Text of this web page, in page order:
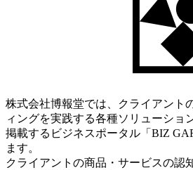
株式会社博報堂では、クライアント
ィングを実践する各種ソリューショ
掲載するビジネスポータル「BIZ
ます。
クライアントの商品・サービスの認